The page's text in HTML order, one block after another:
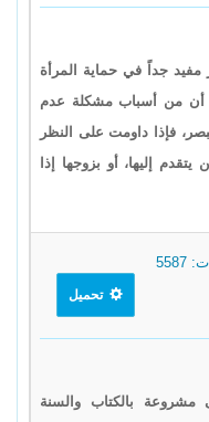
مفيد جداً في حماية المرأة
أن من أسباب مشكلة عدم
فإذا داومت على النظر
إليها، أو بزوجها إذا
تحميل
مشروعة بالكتاب والسنة